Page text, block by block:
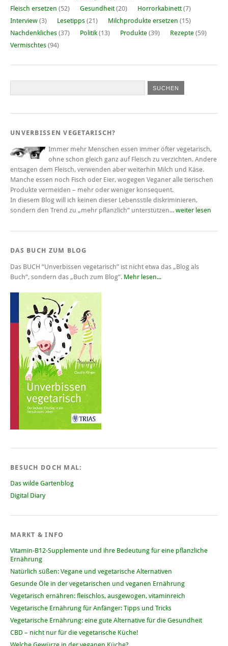
Fleisch ersetzen (52) Gesundheit (20) Horrorkabinett (7)
Interview (3) Lesetipps (21) Milchprodukte ersetzen (15)
Nachdenkliches (37) Politik (13) Produkte (39) Rezepte (59)
Vermischtes (94)
UNVERBISSEN VEGETARISCH?
Immer mehr Menschen essen immer öfter vegetarisch,
ohne schon gleich ganz auf Fleisch zu verzichten. Andere
entsagen dem Fleisch, verwenden aber weiterhin Milch und Käse.
Manche essen noch Fisch oder Eier, wogegen Veganer alle tierischen
Produkte vermeiden – mehr oder weniger konsequent.
In diesem Blog will ich keinen dieser Lebensstile diskriminieren,
sondern den Trend zu „mehr pflanzlich“ unterstützen... weiter lesen
DAS BUCH ZUM BLOG
Das BUCH “Unverbissen vegetarisch” ist nicht etwa das „Blog als
Buch“, sondern das „Buch zum Blog“. Mehr lesen...
BESUCH DOCH MAL:
Das wilde Gartenblog
Digital Diary
MARKT & INFO
Vitamin-B12-Supplemente und ihre Bedeutung für eine pflanzliche
Ernährung
Natürlich süßen: Vegane und vegetarische Alternativen
Gesunde Öle in der vegetarischen und veganen Ernährung
Vegetarisch ernähren: fleischlos, ausgewogen, vitaminreich
Vegetarische Ernährung für Anfänger: Tipps und Tricks
Vegetarische Ernährung: eine gute Alternative für die Gesundheit
CBD – nicht nur für die vegetarische Küche!